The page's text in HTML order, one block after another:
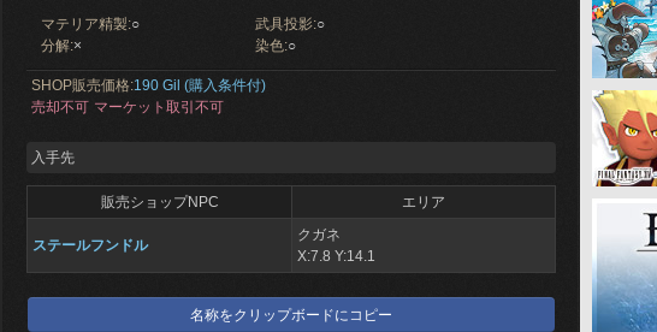
マテリア精製:○ 武具投影:○
分解:× 染色:○
SHOP販売価格:190 Gil (購入条件付)
売却不可 マーケット取引不可
入手先
販売ショップNPC エリア
ステールフンドル
クガネ
X:7.8 Y:14.1
名称をクリップボードにコピー